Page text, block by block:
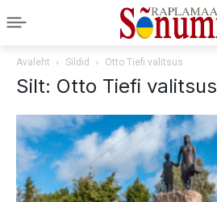
Avaleht Sildid Otto Tiefi valitsus
Silt: Otto Tiefi valitsus